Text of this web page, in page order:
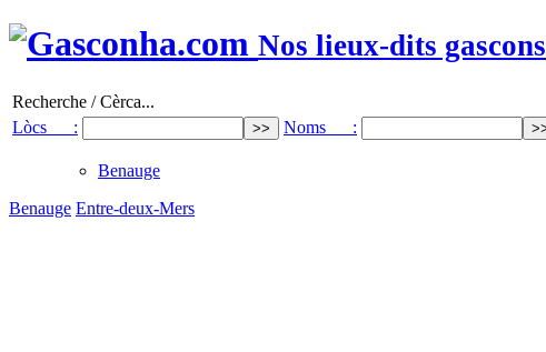
Nos lieux-dits gascons
Recherche / Cèrca...
Lòcs :
Noms :
Benauge
Benauge Entre-deux-Mers